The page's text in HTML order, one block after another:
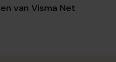
van Visma Net